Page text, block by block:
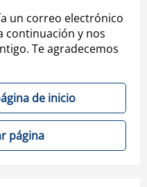
un correo electrónico
continuación y nos
Te agradecemos
de inicio
página